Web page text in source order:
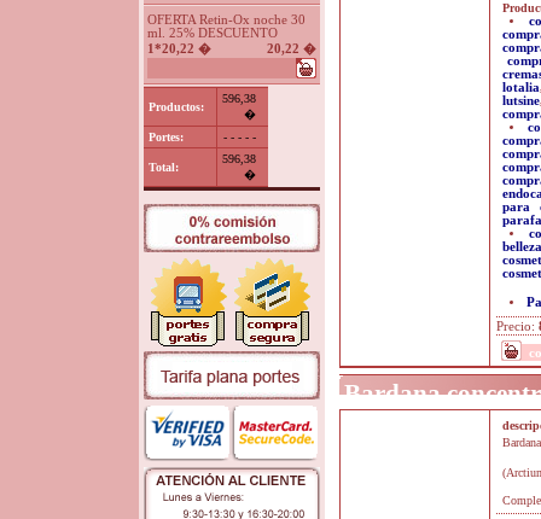
OFERTA Retin-Ox noche 30
ml. 25% DESCUENTO
1*20,22 �
20,22 �
Productos:
596,38
�
Portes:
- - - - -
Total:
596,38
�
lotalia
lutsine
para
belleza
Precio:
Bardana